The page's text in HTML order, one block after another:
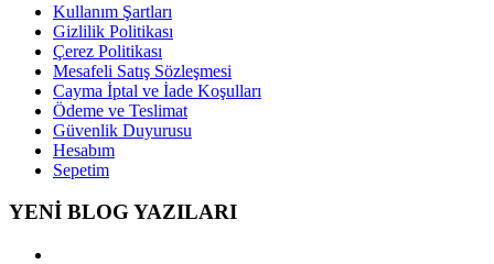
Kullanım Şartları
Gizlilik Politikası
Çerez Politikası
Mesafeli Satış Sözleşmesi
Cayma İptal ve İade Koşulları
Ödeme ve Teslimat
Güvenlik Duyurusu
Hesabım
Sepetim
YENİ BLOG YAZILARI